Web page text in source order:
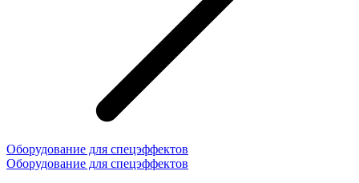
Оборудование для спецэффектов
Оборудование для спецэффектов